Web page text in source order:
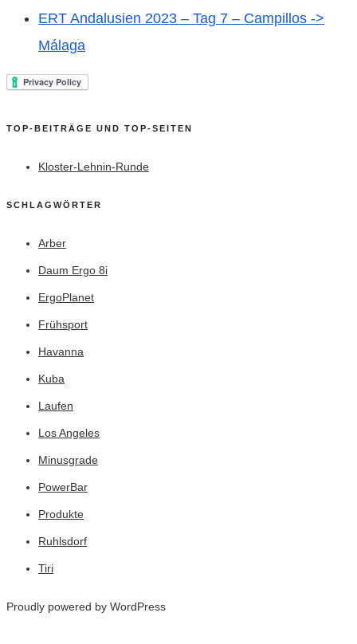
ERT Andalusien 2023 – Tag 7 – Campillos ->
Málaga
TOP-BEITRÄGE UND TOP-SEITEN
Kloster-Lehnin-Runde
SCHLAGWÖRTER
Arber
Daum Ergo 8i
ErgoPlanet
Frühsport
Havanna
Kuba
Laufen
Los Angeles
Minusgrade
PowerBar
Produkte
Ruhlsdorf
Tiri
Proudly powered by WordPress